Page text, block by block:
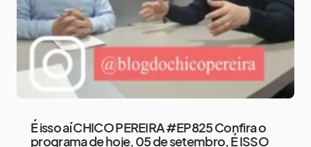
É isso aí CHICO PEREIRA #EP825 Confira o
programa de hoje, 05 de setembro, É ISSO